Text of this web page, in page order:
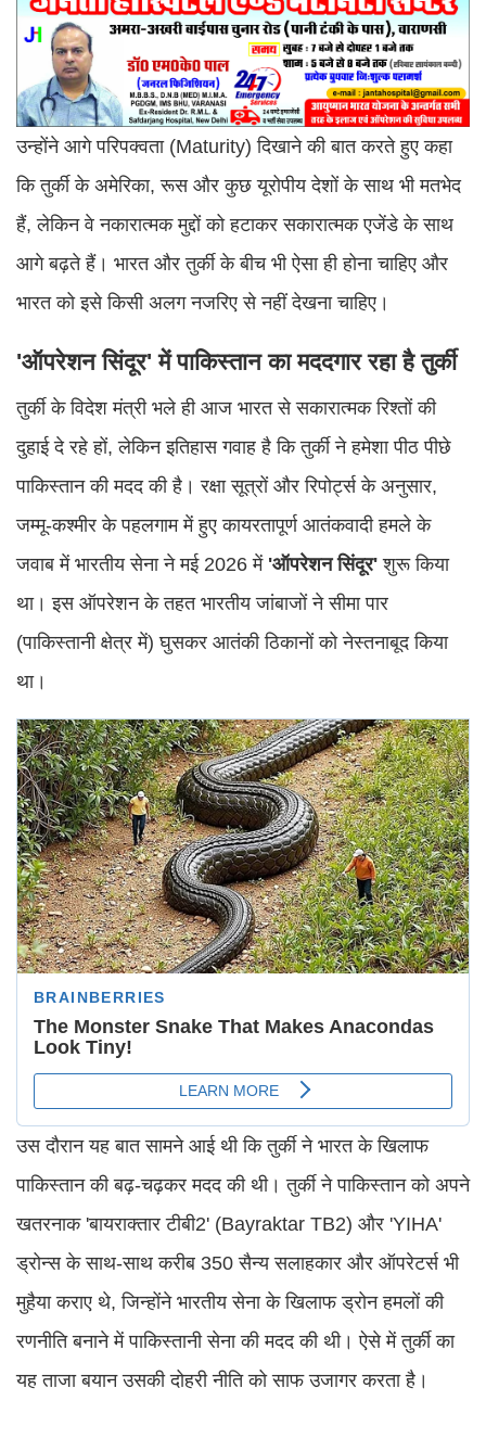
उन्होंने आगे परिपक्वता (Maturity) दिखाने की बात करते हुए कहा
कि तुर्की के अमेरिका, रूस और कुछ यूरोपीय देशों के साथ भी मतभेद
हैं, लेकिन वे नकारात्मक मुद्दों को हटाकर सकारात्मक एजेंडे के साथ
आगे बढ़ते हैं। भारत और तुर्की के बीच भी ऐसा ही होना चाहिए और
भारत को इसे किसी अलग नजरिए से नहीं देखना चाहिए।
'ऑपरेशन सिंदूर' में पाकिस्तान का मददगार रहा है तुर्की
तुर्की के विदेश मंत्री भले ही आज भारत से सकारात्मक रिश्तों की
दुहाई दे रहे हों, लेकिन इतिहास गवाह है कि तुर्की ने हमेशा पीठ पीछे
पाकिस्तान की मदद की है। रक्षा सूत्रों और रिपोर्ट्स के अनुसार,
जम्मू-कश्मीर के पहलगाम में हुए कायरतापूर्ण आतंकवादी हमले के
जवाब में भारतीय सेना ने मई 2026 में 'ऑपरेशन सिंदूर' शुरू किया
था। इस ऑपरेशन के तहत भारतीय जांबाजों ने सीमा पार
(पाकिस्तानी क्षेत्र में) घुसकर आतंकी ठिकानों को नेस्तनाबूद किया
था।
उस दौरान यह बात सामने आई थी कि तुर्की ने भारत के खिलाफ
पाकिस्तान की बढ़-चढ़कर मदद की थी। तुर्की ने पाकिस्तान को अपने
खतरनाक 'बायराक्तार टीबी2' (Bayraktar TB2) और 'YIHA'
ड्रोन्स के साथ-साथ करीब 350 सैन्य सलाहकार और ऑपरेटर्स भी
मुहैया कराए थे, जिन्होंने भारतीय सेना के खिलाफ ड्रोन हमलों की
रणनीति बनाने में पाकिस्तानी सेना की मदद की थी। ऐसे में तुर्की का
यह ताजा बयान उसकी दोहरी नीति को साफ उजागर करता है।